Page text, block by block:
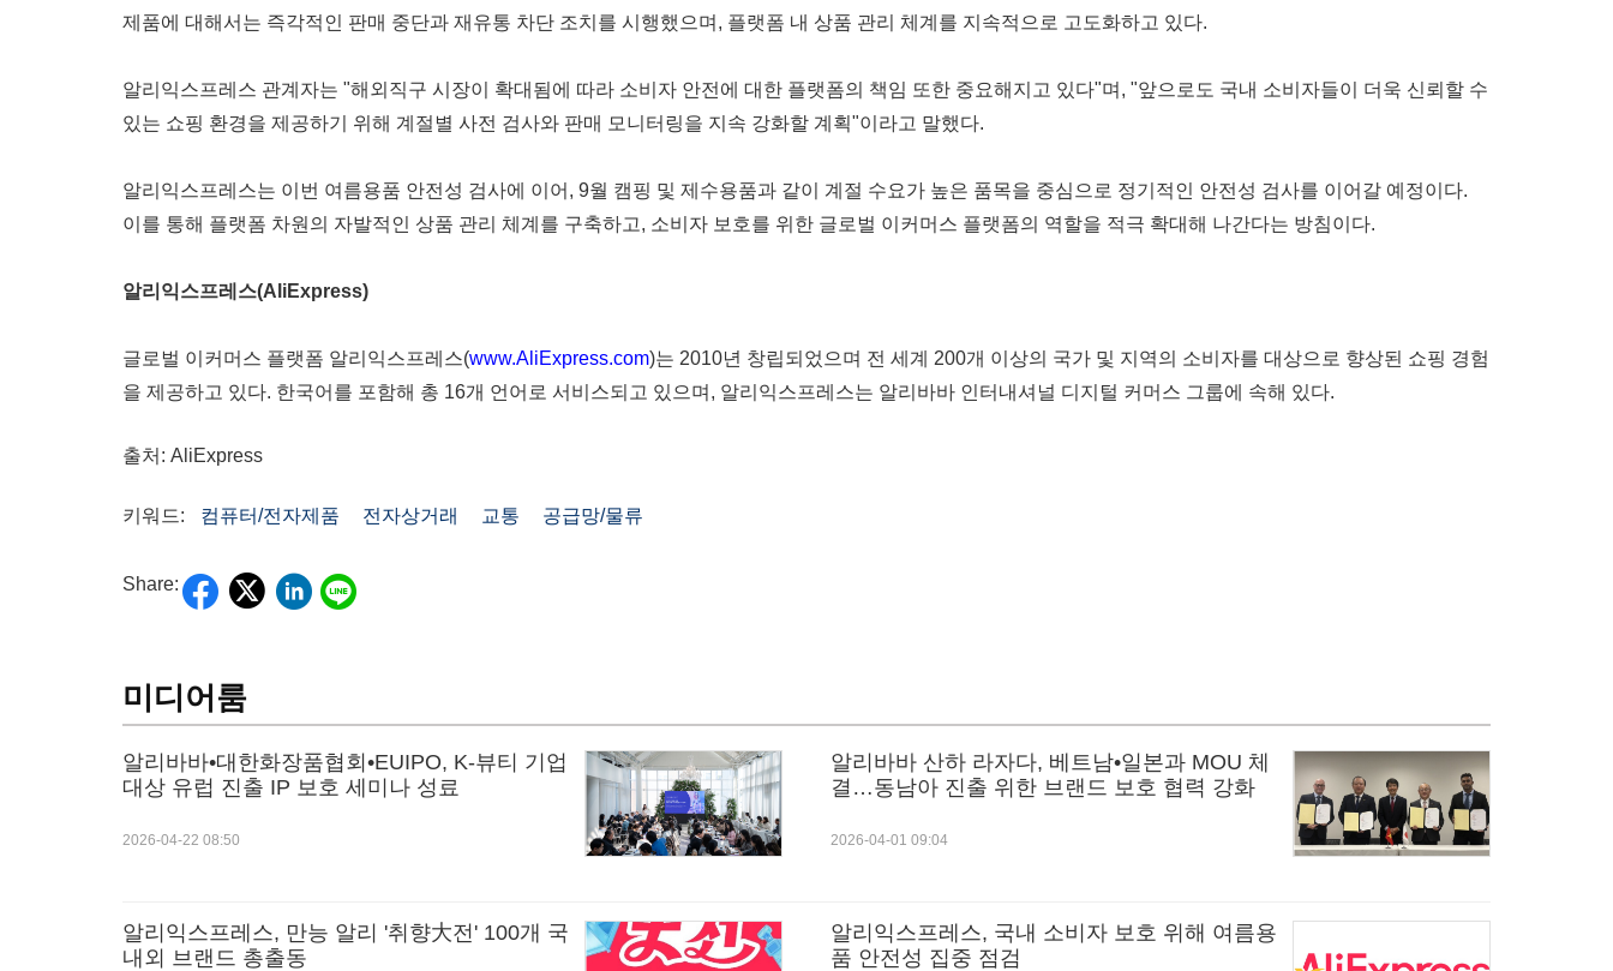
제품에 대해서는 즉각적인 판매 중단과 재유통 차단 조치를 시행했으며, 플랫폼 내 상품 관리 체계를 지속적으로 고도화하고 있다.
알리익스프레스 관계자는 "해외직구 시장이 확대됨에 따라 소비자 안전에 대한 플랫폼의 책임 또한 중요해지고 있다"며, "앞으로도 국내 소비자들이 더욱 신뢰할 수
있는 쇼핑 환경을 제공하기 위해 계절별 사전 검사와 판매 모니터링을 지속 강화할 계획"이라고 말했다.
알리익스프레스는 이번 여름용품 안전성 검사에 이어, 9월 캠핑 및 제수용품과 같이 계절 수요가 높은 품목을 중심으로 정기적인 안전성 검사를 이어갈 예정이다.
이를 통해 플랫폼 차원의 자발적인 상품 관리 체계를 구축하고, 소비자 보호를 위한 글로벌 이커머스 플랫폼의 역할을 적극 확대해 나간다는 방침이다.
알리익스프레스(AliExpress)
글로벌 이커머스 플랫폼 알리익스프레스(www.AliExpress.com)는 2010년 창립되었으며 전 세계 200개 이상의 국가 및 지역의 소비자를 대상으로 향상된 쇼핑 경험
을 제공하고 있다. 한국어를 포함해 총 16개 언어로 서비스되고 있으며, 알리익스프레스는 알리바바 인터내셔널 디지털 커머스 그룹에 속해 있다.
출처: AliExpress
키워드: 컴퓨터/전자제품 전자상거래 교통 공급망/물류
Share:
미디어룸
알리바바•대한화장품협회•EUIPO, K-뷰티 기업
대상 유럽 진출 IP 보호 세미나 성료
2026-04-22 08:50
알리바바 산하 라자다, 베트남•일본과 MOU 체
결…동남아 진출 위한 브랜드 보호 협력 강화
2026-04-01 09:04
알리익스프레스, 만능 알리 '취향大전' 100개 국
내외 브랜드 총출동
알리익스프레스, 국내 소비자 보호 위해 여름용
품 안전성 집중 점검